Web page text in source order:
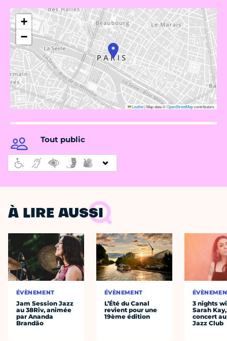
+
−
Leaflet|Map data ©OpenStreetMapcontributors
Tout public
À LIRE AUSSI
ÉVÈNEMENT
Jam Session Jazz
au 38Riv, animée
par Ananda
Brandão
ÉVÈNEMENT
L’Été du Canal
revient pour une
19ème édition
3 nights
Sarah
concert
Jazz Club